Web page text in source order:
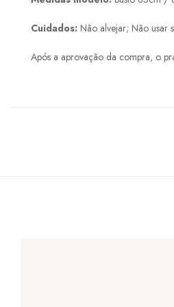
Cuidados: Não alvejar; Não usar
Após a aprovação da compra, o